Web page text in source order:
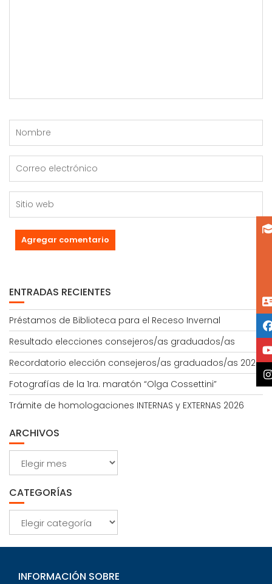
ENTRADAS RECIENTES
Préstamos de Biblioteca para el Receso Invernal
Resultado elecciones consejeros/as graduados/as
Recordatorio elección consejeros/as graduados/as 2026
Fotografías de la 1ra. maratón “Olga Cossettini”
Trámite de homologaciones INTERNAS y EXTERNAS 2026
ARCHIVOS
Archivos
CATEGORÍAS
Categorías
INFORMACIÓN SOBRE